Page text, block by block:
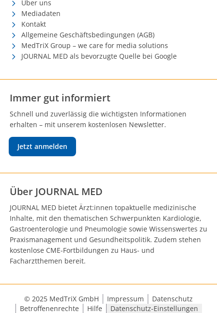
Über uns
Mediadaten
Kontakt
Allgemeine Geschäftsbedingungen (AGB)
MedTriX Group – we care for media solutions
JOURNAL MED als bevorzugte Quelle bei Google
Immer gut informiert
Schnell und zuverlässig die wichtigsten Informationen
erhalten – mit unserem kostenlosen Newsletter.
Jetzt anmelden
Über JOURNAL MED
JOURNAL MED bietet Ärzt:innen topaktuelle medizinische
Inhalte, mit den thematischen Schwerpunkten Kardiologie,
Gastroenterologie und Pneumologie sowie Wissenswertes zu
Praxismanagement und Gesundheitspolitik. Zudem stehen
kostenlose CME-Fortbildungen zu Haus- und
Facharztthemen bereit.
© 2025 MedTriX GmbH Impressum
Datenschutz
Betroffenenrechte
Hilfe Datenschutz-Einstellungen